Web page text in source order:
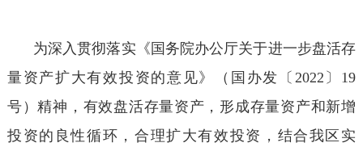
为深入贯彻落实《国务院办公厅关于进一步盘活存
量资产扩大有效投资的意见》（国办发〔2022〕19
号）精神，有效盘活存量资产，形成存量资产和新增
投资的良性循环，合理扩大有效投资，结合我区实